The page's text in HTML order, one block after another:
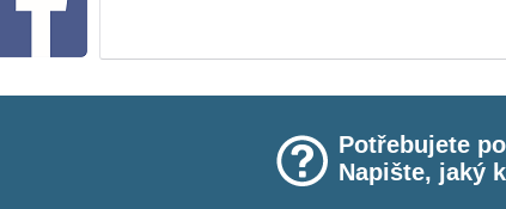
Potřebujete
Napište, jaký